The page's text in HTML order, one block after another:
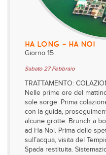
HA LONG – HA NOI
Giorno 15
Sabato 27 Febbraio
TRATTAMENTO:
Nelle prime ore del
sole sorge. Prima
con la guida,
alcune grotte. Brunch a
ad Ha Noi. Prima dello
sull’acqua, visita del
Spada restituita.